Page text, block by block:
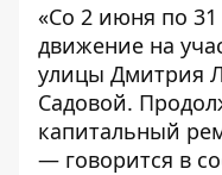
«Со 2 июня по
движение на
улицы Дмитрия
Садовой.
капитальный
— говорится в